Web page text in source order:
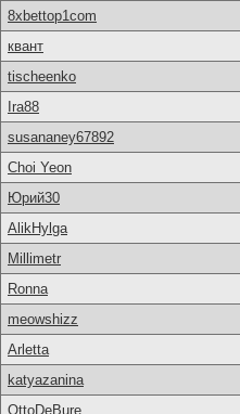
8xbettop1com
квант
tischeenko
Ira88
susananey67892
Choi Yeon
Юрий30
AlikHylga
Millimetr
Ronna
meowshizz
Arletta
katyazanina
OttoDeBure